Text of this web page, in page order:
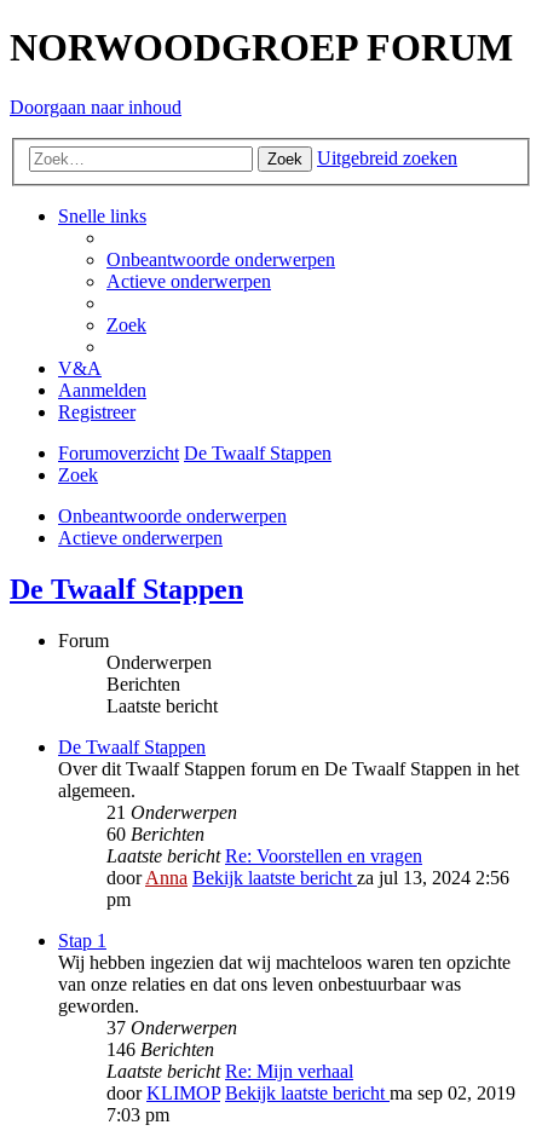
NORWOODGROEP FORUM
Doorgaan naar inhoud
Zoek Uitgebreid zoeken
Snelle links
Onbeantwoorde onderwerpen
Actieve onderwerpen
Zoek
V&A
Aanmelden
Registreer
Forumoverzicht De Twaalf Stappen
Zoek
Onbeantwoorde onderwerpen
Actieve onderwerpen
De Twaalf Stappen
Forum
Onderwerpen
Berichten
Laatste bericht
De Twaalf Stappen
Over dit Twaalf Stappen forum en De Twaalf Stappen in het
algemeen.
21 Onderwerpen
60 Berichten
Laatste bericht Re: Voorstellen en vragen
doorAnna Bekijk laatste bericht za jul 13, 2024 2:56
pm
Stap 1
Wij hebben ingezien dat wij machteloos waren ten opzichte
van onze relaties en dat ons leven onbestuurbaar was
geworden.
37 Onderwerpen
146 Berichten
Laatste bericht Re: Mijn verhaal
doorKLIMOP Bekijk laatste bericht ma sep 02, 2019
7:03 pm